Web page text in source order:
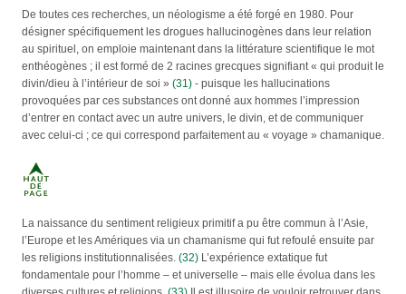
De toutes ces recherches, un néologisme a été forgé en 1980. Pour
désigner spécifiquement les drogues hallucinogènes dans leur relation
au spirituel, on emploie maintenant dans la littérature scientifique le mot
enthéogènes ; il est formé de 2 racines grecques signifiant « qui produit le
divin/dieu à l’intérieur de soi » (31) - puisque les hallucinations
provoquées par ces substances ont donné aux hommes l’impression
d’entrer en contact avec un autre univers, le divin, et de communiquer
avec celui-ci ; ce qui correspond parfaitement au « voyage » chamanique.
La naissance du sentiment religieux primitif a pu être commun à l’Asie,
l’Europe et les Amériques via un chamanisme qui fut refoulé ensuite par
les religions institutionnalisées. (32) L’expérience extatique fut
fondamentale pour l’homme – et universelle – mais elle évolua dans les